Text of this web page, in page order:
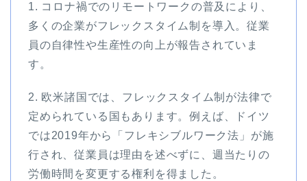
1. コロナ禍でのリモートワークの普及により、
多くの企業がフレックスタイム制を導入。従業
員の自律性や生産性の向上が報告されていま
す。
2. 欧米諸国では、フレックスタイム制が法律で
定められている国もあります。例えば、ドイツ
では2019年から「フレキシブルワーク法」が施
行され、従業員は理由を述べずに、週当たりの
労働時間を変更する権利を得ました。